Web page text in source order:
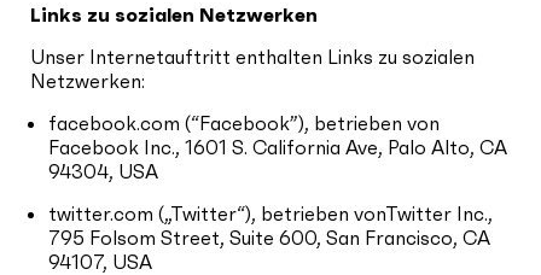
Links zu sozialen Netzwerken
Unser Internetauftritt enthalten Links zu sozialen
Netzwerken:
facebook.com (“Facebook”), betrieben von
Facebook Inc., 1601 S. California Ave, Palo Alto, CA
94304, USA
twitter.com („Twitter“), betrieben vonTwitter Inc.,
795 Folsom Street, Suite 600, San Francisco, CA
94107, USA